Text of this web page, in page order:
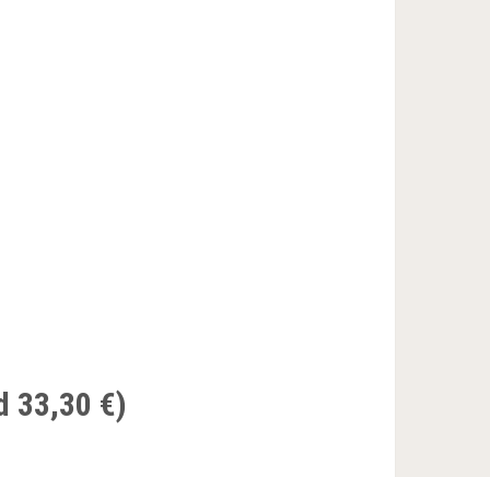
33,30 €)